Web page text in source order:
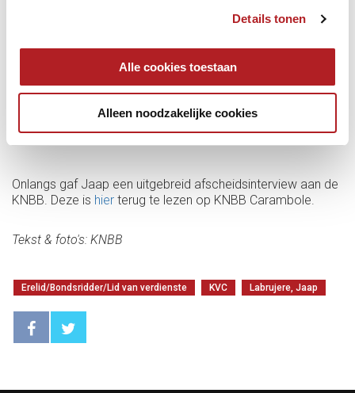
Details tonen
Alle cookies toestaan
Alleen noodzakelijke cookies
Onlangs gaf Jaap een uitgebreid afscheidsinterview aan de
KNBB. Deze is hier terug te lezen op KNBB Carambole.
Tekst & foto's: KNBB
Erelid/Bondsridder/Lid van verdienste KVC Labrujere, Jaap